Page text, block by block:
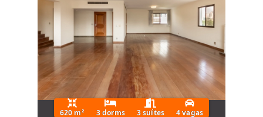
620 m² 3 dorms 3 suítes
4 vagas